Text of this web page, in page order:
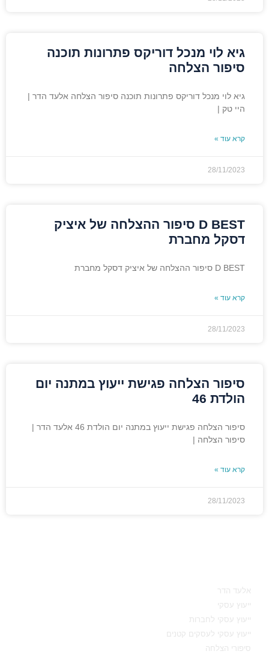
גיא לוי מנכל דוריקס פתרונות תוכנה
סיפור הצלחה
גיא לוי מנכל דוריקס פתרונות תוכנה סיפור הצלחה אלעד הדר |
היי טק |
קרא עוד »
28/11/2023
D BEST סיפור ההצלחה של איציק
דסקל מחברת
D BEST סיפור ההצלחה של איציק דסקל מחברת
קרא עוד »
28/11/2023
סיפור הצלחה פגישת ייעוץ במתנה יום
הולדת 46
סיפור הצלחה פגישת ייעוץ במתנה יום הולדת 46 אלעד הדר |
סיפור הצלחה |
קרא עוד »
28/11/2023
אלעד הדר
ייעוץ עסקי
ייעוץ עסקי לחברות
ייעוץ עסקי לעסקים קטנים
סיפורי הצלחה